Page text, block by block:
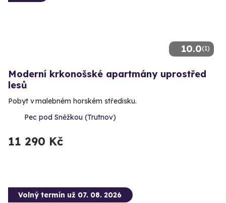
10.0(1)
Moderní krkonošské apartmány uprostřed
lesů
Pobyt v malebném horském středisku.
Pec pod Sněžkou (Trutnov)
11 290 Kč
Volný termín už 07. 08. 2026